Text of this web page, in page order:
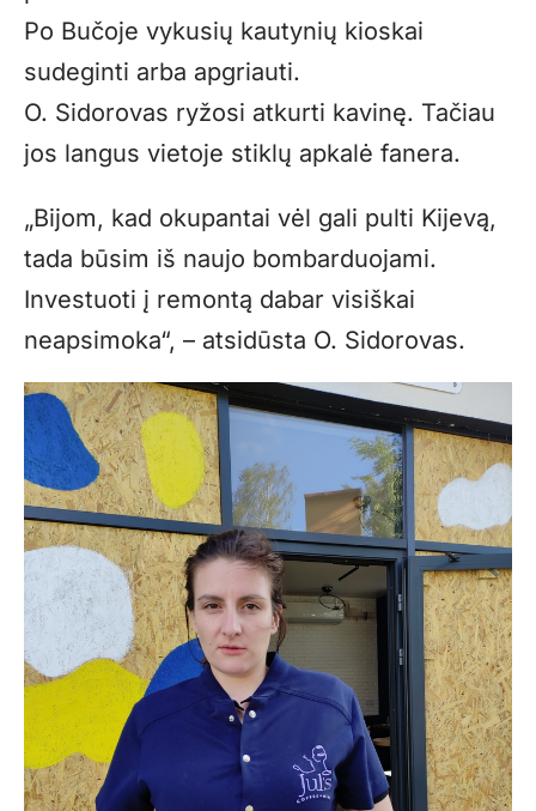
Po Bučoje vykusių kautynių kioskai
sudeginti arba apgriauti.
O. Sidorovas ryžosi atkurti kavinę. Tačiau
jos langus vietoje stiklų apkalė fanera.
„Bijom, kad okupantai vėl gali pulti Kijevą,
tada būsim iš naujo bombarduojami.
Investuoti į remontą dabar visiškai
neapsimoka“, – atsidūsta O. Sidorovas.